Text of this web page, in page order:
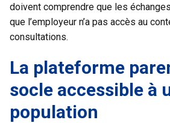
doivent comprendre que les
que l’employeur n’a pas accès au
consultations.
La plateforme
socle accessible à
population